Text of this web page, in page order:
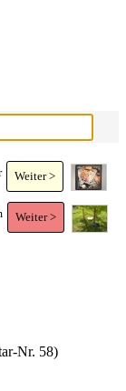
Weiter >
Weiter >
Nr. 58)